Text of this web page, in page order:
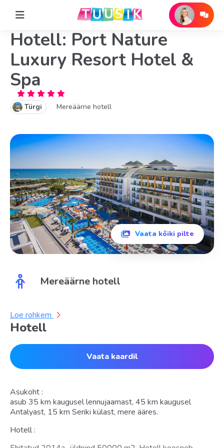
Hotell: Port Nature
Luxury Resort Hotel &
Spa
Türgi Mereäärne hotell
Vaata kõiki pilte
Mereäärne hotell
Loe rohkem
Hotell
Vaata kaardil
Asukoht :
asub 35 km kaugusel lennujaamast, 45 km kaugusel
Antalyast, 15 km Seriki külast, mere ääres.
Hotell :